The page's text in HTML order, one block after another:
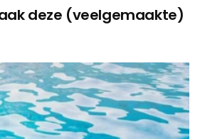
deze (veelgemaakte)